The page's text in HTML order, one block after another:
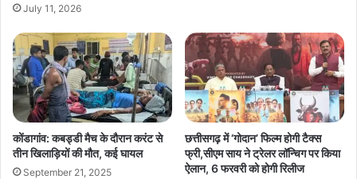
July 11, 2026
कोंडागांव: कबड्डी मैच के दौरान करंट से
तीन खिलाड़ियों की मौत, कई घायल
September 21, 2025
छत्तीसगढ़ में ‘गोदान’ फिल्म होगी टैक्स
फ्री,सीएम साय ने ट्रेलर लॉन्चिग पर किया
ऐलान, 6 फरवरी को होगी रिलीज